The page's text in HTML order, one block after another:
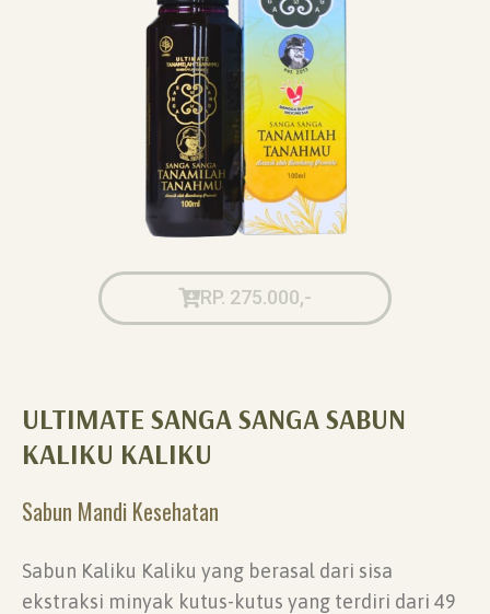
RP. 275.000,-
ULTIMATE SANGA SANGA SABUN
KALIKU KALIKU
Sabun Mandi Kesehatan
Sabun Kaliku Kaliku yang berasal dari sisa
ekstraksi minyak kutus-kutus yang terdiri dari 49